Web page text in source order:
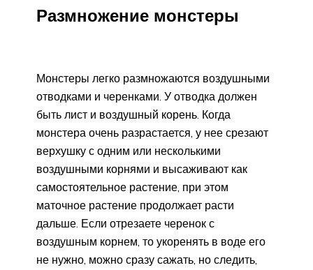
Размножение монстеры
Монстеры легко размножаются воздушными
отводками и черенками. У отводка должен
быть лист и воздушный корень. Когда
монстера очень разрастается, у нее срезают
верхушку с одним или несколькими
воздушными корнями и высаживают как
самостоятельное растение, при этом
маточное растение продолжает расти
дальше. Если отрезаете черенок с
воздушным корнем, то укоренять в воде его
не нужно, можно сразу сажать, но следить,